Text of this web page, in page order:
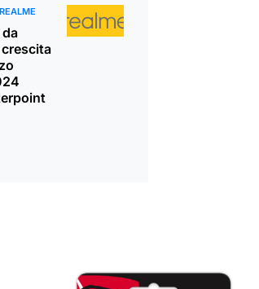
REALME